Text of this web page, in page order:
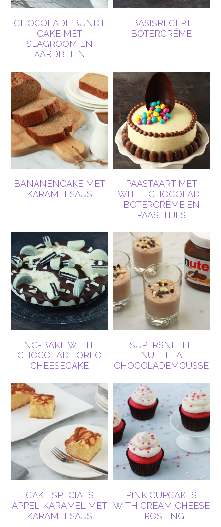
CHOCOLADE BUNDT
CAKE MET
SLAGROOM EN
AARDBEIEN
BASISRECEPT
BOTERCRÉME
BANANENCAKE MET
KARAMELSAUS
PAASTAART MET
WITTE CHOCOLADE
BOTERCRÉME EN
PAASEITJES
NO-BAKE WITTE
CHOCOLADE OREO
CHEESECAKE
SUPERSNELLE
NUTELLA
CHOCOLADEMOUSSE
CAKE SPECIALS
APPEL-KARAMEL MET
KARAMELSAUS
PINK CUPCAKES
WITH CREAM CHEESE
FROSTING